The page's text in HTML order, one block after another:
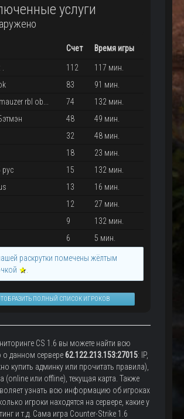
услуги
Счет Время игры
112
117 мин.
83
91 мин.
rbI ob...
74
132 мин.
48
49 мин.
32
48 мин.
18
23 мин.
рус
15
132 мин.
13
16 мин.
12
27 мин.
9
132 мин.
6 5 мин.
раскрутки помечены жёлтым
★
ПОЛНЫЙ СПИСОК ИГРОКОВ
CS 1.6 вы можете найти всю
данном сервере62.122.213.153:27015: IP,
купить админку или прочитать правила),
(online или offline), текущая карта. Также
узнать всю информацию об игроках
игроки находятся на сервере, какие у
и т.д. Сама игра Counter-Strike 1.6